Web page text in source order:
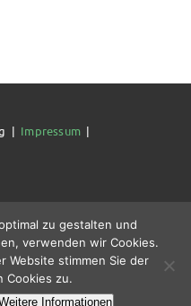
| Impressum|
zu gestalten und
verwenden wir Cookies.
Website stimmen Sie der
Cookies zu.
Informationen